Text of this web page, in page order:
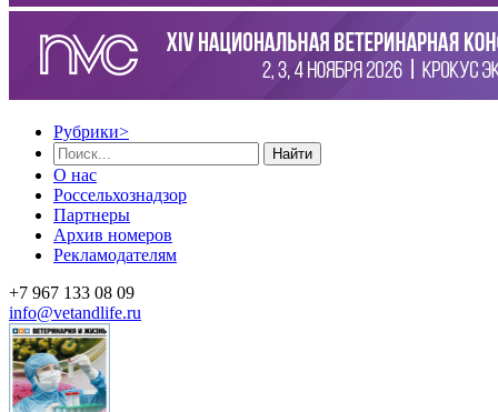
Рубрики>
Найти
О нас
Россельхознадзор
Партнеры
Архив номеров
Рекламодателям
+7 967 133 08 09
info@vetandlife.ru